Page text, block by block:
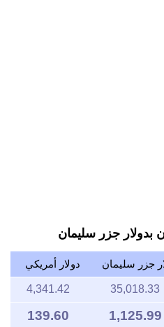
جزر سليمان
جزر سليمان دولار أمريكي
35,018.33
4,341.42
1,125.99
139.60